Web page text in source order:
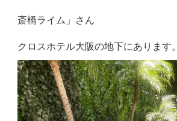
斎橋ライム」さん
クロスホテル大阪の地下にあります。